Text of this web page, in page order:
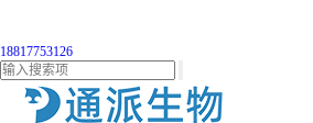
18817753126